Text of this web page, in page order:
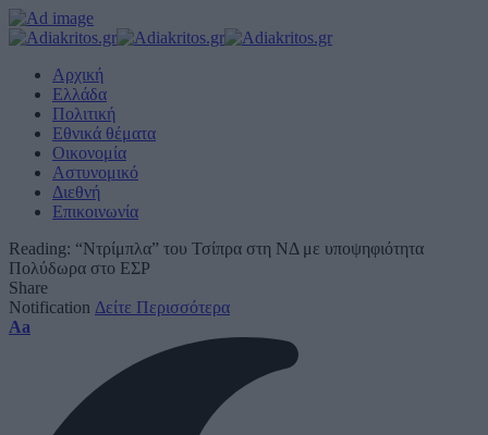
Αρχική
Ελλάδα
Πολιτική
Εθνικά θέματα
Οικονομία
Αστυνομικό
Διεθνή
Επικοινωνία
Reading: “Ντρίμπλα” του Τσίπρα στη ΝΔ με υποψηφιότητα
Πολύδωρα στο ΕΣΡ
Share
Notification Δείτε Περισσότερα
Font
Aa